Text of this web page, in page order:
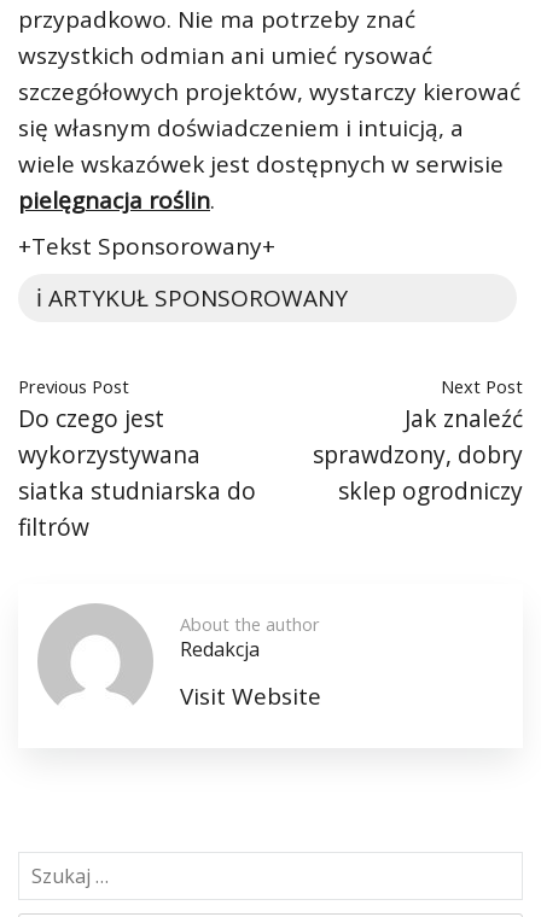
przypadkowo. Nie ma potrzeby znać
wszystkich odmian ani umieć rysować
szczegółowych projektów, wystarczy kierować
się własnym doświadczeniem i intuicją, a
wiele wskazówek jest dostępnych w serwisie
pielęgnacja roślin.
+Tekst Sponsorowany+
ℹ️ ARTYKUŁ SPONSOROWANY
Previous Post
Do czego jest
wykorzystywana
siatka studniarska do
filtrów
Next Post
Jak znaleźć
sprawdzony, dobry
sklep ogrodniczy
About the author
Redakcja
Visit Website
z